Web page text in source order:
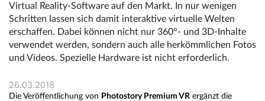
Virtual Reality-Software auf den Markt. In nur wenigen
Schritten lassen sich damit interaktive virtuelle Welten
erschaffen. Dabei können nicht nur 360°- und 3D-Inhalte
verwendet werden, sondern auch alle herkömmlichen Fotos
und Videos. Spezielle Hardware ist nicht erforderlich.
26.03.2018
Die Veröffentlichung von Photostory Premium VR ergänzt die